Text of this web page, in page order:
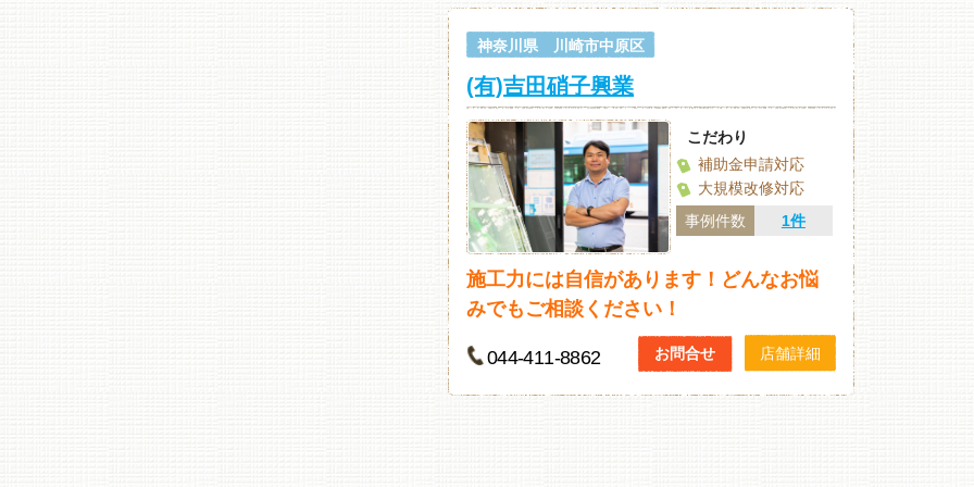
神奈川県 川崎市中原区
(有)吉田硝子興業
こだわり
補助金申請対応
大規模改修対応
事例件数
1件
施工力には自信があります！どんなお悩
みでもご相談ください！
044-411-8862 お問合せ 店舗詳細